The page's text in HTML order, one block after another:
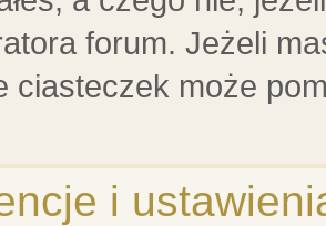
forum. Jeżeli
ciasteczek może
i